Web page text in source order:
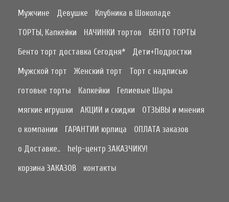
Мужчине
Девушке
Клубника в Шоколаде
ТОРТЫ, Капкейки
НАЧИНКИ тортов
БЕНТО ТОРТЫ
Бенто торт доставка Сегодня*
Дети+Подростки
Мужской торт
Женский торт
Торт с надписью
готовые торты
Капкейки
Гелиевые Шары
мягкие игрушки
АКЦИИ и скидки
ОТЗЫВЫ и мнения
о компании
ГАРАНТИИ юрлица
ОПЛАТА заказов
о Доставке..
help-центр ЗАКАЗЧИКУ!
корзина ЗАКАЗОВ
контакты